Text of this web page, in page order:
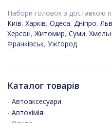
Набори головок з доставкою
Київ, Харків, Одеса, Дніпро,
Херсон,Житомир, Суми,
Франківськ, Ужгород
Каталог товарів
- Автоаксесуари
- Автохімія